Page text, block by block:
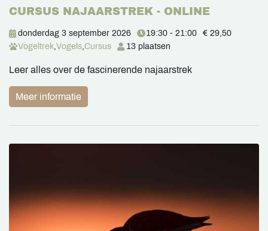
CURSUS NAJAARSTREK - ONLINE
donderdag 3 september 2026 19:30 - 21:00
€ 29,50
Vogeltrek,Vogels,Cursus 13 plaatsen
Leer alles over de fascinerende najaarstrek
Meer informatie